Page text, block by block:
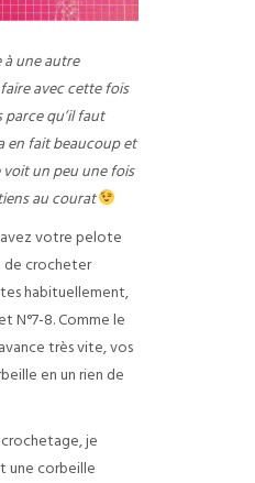
une autre
avec cette fois
qu’il faut
en fait beaucoup et
un peu une fois
au courat
votre pelote
de crocheter
habituellement,
N°7-8. Comme le
très vite, vos
en un rien de
je
une corbeille